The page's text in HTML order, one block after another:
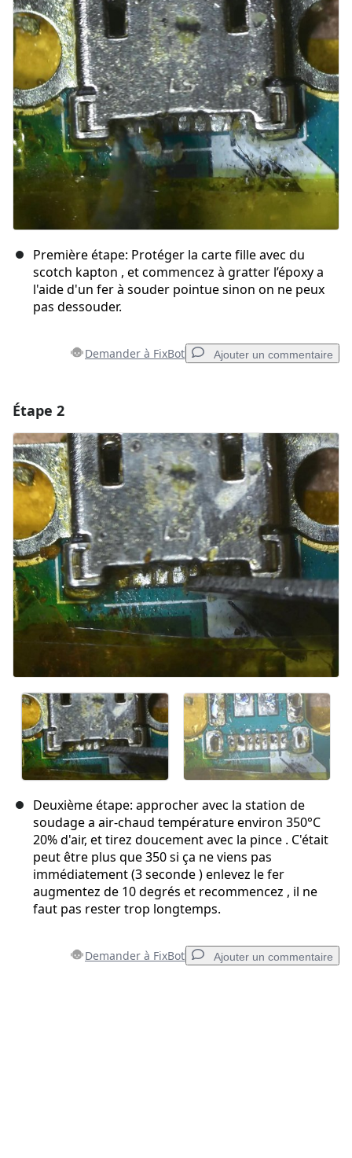
Première étape: Protéger la carte fille avec du
scotch kapton , et commencez à gratter l’époxy a
l'aide d'un fer à souder pointue sinon on ne peux
pas dessouder.
Demander à FixBot Ajouter un commentaire
Ajouter un commentaire
Annuler Publier un commentaire
Étape 2
Deuxième étape: approcher avec la station de
soudage a air-chaud température environ 350°C
20% d'air, et tirez doucement avec la pince . C'était
peut être plus que 350 si ça ne viens pas
immédiatement (3 seconde ) enlevez le fer
augmentez de 10 degrés et recommencez , il ne
faut pas rester trop longtemps.
Demander à FixBot Ajouter un commentaire